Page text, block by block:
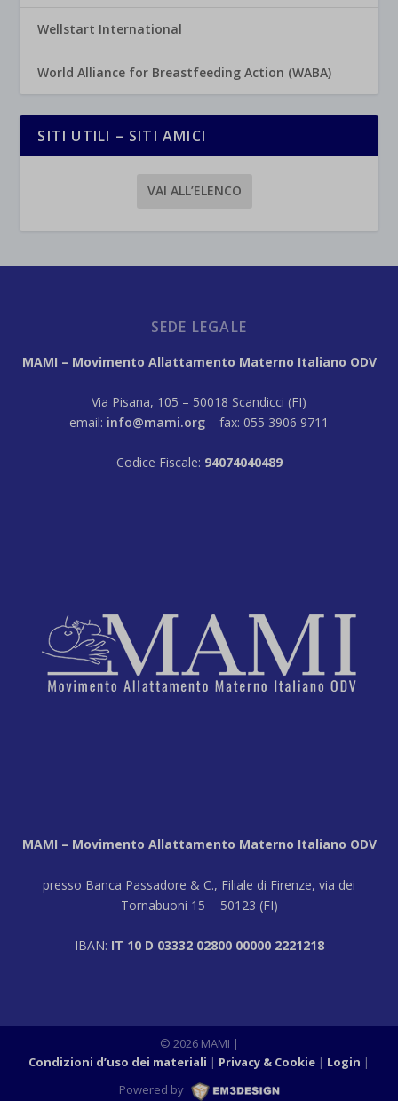
Wellstart International
World Alliance for Breastfeeding Action (WABA)
SITI UTILI – SITI AMICI
VAI ALL’ELENCO
SEDE LEGALE
MAMI – Movimento Allattamento Materno Italiano ODV
Via Pisana, 105 – 50018 Scandicci (FI)
email: info@mami.org – fax: 055 3906 9711
Codice Fiscale: 94074040489
MAMI – Movimento Allattamento Materno Italiano ODV
presso Banca Passadore & C., Filiale di Firenze, via dei
Tornabuoni 15 - 50123 (FI)
IBAN: IT 10 D 03332 02800 00000 2221218
© 2026 MAMI |
Condizioni d’uso dei materiali
Privacy & Cookie Login |
Powered by